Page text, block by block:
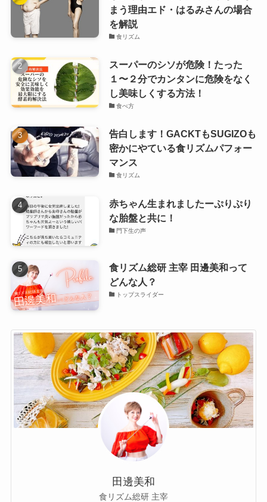
まう理由エド・はるみさんの場合
を解説
食リズム
スーパーのシソが危険！たった
１〜２分でカンタンに危険をなく
し美味しくする方法！
食べ方
告白します！GACKTもSUGIZOも
密かにやている食リズムパフォー
マンス
食リズム
赤ちゃん生まれましたーぷりぷり
な胎盤と共に！
門下生の声
食リズム総研 主宰 田邊美和って
どんな人？
トップスライダー
田邊美和
食リズム総研 主宰